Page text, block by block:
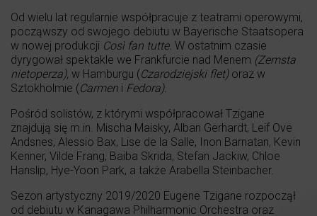
Od wielu lat regularnie współpracuje z teatrami operowymi,
począwszy od swojego debiutu w Bayerische Staatsopera
w nowej produkcji Così fan tutte. W ostatnim czasie
dyrygował spektakle we Frankfurcie nad Menem (Zemsta
nietoperza), w Hamburgu (Czarodziejski flet) oraz w
Sztokholmie (Carmen i Fedora).
Pośród solistów, z którymi współpracował Tzigane
znajdują się m.in. Mischa Maisky, Alban Gerhardt, Leif Ove
Andsnes, Alessio Bax, Lise de la Salle, Inon Barnatan, Kevin
Kenner, Vilde Frang, Baiba Skrida, Stefan Jackiw, Chloe
Hanslip, Hye-Yoon Park, a także Arabella Steinbacher.
Sezon artystyczny 2019/2020 Eugene Tzigane rozpoczął
od debiutu w Kanagawa Philharmonic Orchestra oraz